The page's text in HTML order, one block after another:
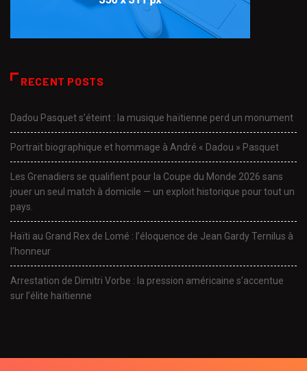
RECENT POSTS
Dadou Pasquet s’éteint : la musique haïtienne perd un monument
Portrait biographique et hommage à André « Dadou » Pasquet
Les Grenadiers se qualifient pour la Coupe du Monde 2026 sans
jouer un seul match à domicile — un exploit historique pour tout un
pays.
Haïti au Grand Rex de Lomé : l’éloquence de Jean Gardy Ternilus à
l’honneur
Arrestation de Dimitri Vorbe : la pression américaine s’accentue
sur l’élite haïtienne